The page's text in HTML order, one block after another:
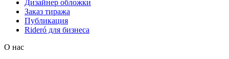
Дизайнер обложки
Заказ тиража
Публикация
Rideró для бизнеса
О нас